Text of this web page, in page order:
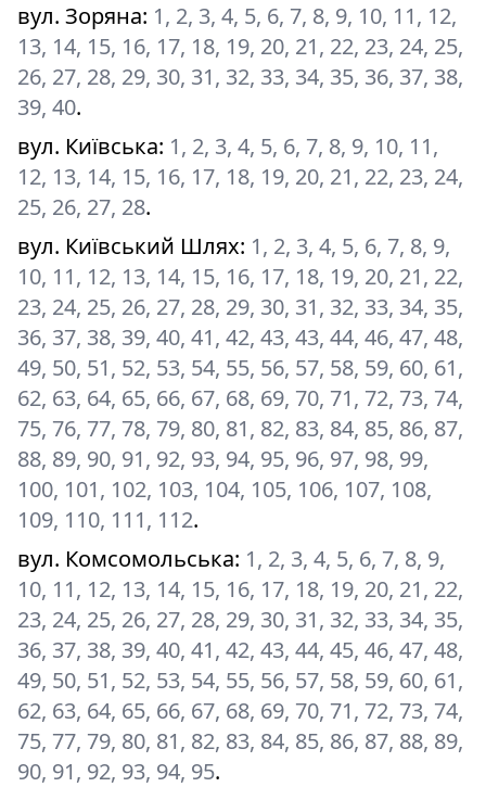
вул. Зоряна: 1, 2, 3, 4, 5, 6, 7, 8, 9, 10, 11, 12,
13, 14, 15, 16, 17, 18, 19, 20, 21, 22, 23, 24, 25,
26, 27, 28, 29, 30, 31, 32, 33, 34, 35, 36, 37, 38,
39, 40.
вул. Київська: 1, 2, 3, 4, 5, 6, 7, 8, 9, 10, 11,
12, 13, 14, 15, 16, 17, 18, 19, 20, 21, 22, 23, 24,
25, 26, 27, 28.
вул. Київський Шлях: 1, 2, 3, 4, 5, 6, 7, 8, 9,
10, 11, 12, 13, 14, 15, 16, 17, 18, 19, 20, 21, 22,
23, 24, 25, 26, 27, 28, 29, 30, 31, 32, 33, 34, 35,
36, 37, 38, 39, 40, 41, 42, 43, 43, 44, 46, 47, 48,
49, 50, 51, 52, 53, 54, 55, 56, 57, 58, 59, 60, 61,
62, 63, 64, 65, 66, 67, 68, 69, 70, 71, 72, 73, 74,
75, 76, 77, 78, 79, 80, 81, 82, 83, 84, 85, 86, 87,
88, 89, 90, 91, 92, 93, 94, 95, 96, 97, 98, 99,
100, 101, 102, 103, 104, 105, 106, 107, 108,
109, 110, 111, 112.
вул. Комсомольська: 1, 2, 3, 4, 5, 6, 7, 8, 9,
10, 11, 12, 13, 14, 15, 16, 17, 18, 19, 20, 21, 22,
23, 24, 25, 26, 27, 28, 29, 30, 31, 32, 33, 34, 35,
36, 37, 38, 39, 40, 41, 42, 43, 44, 45, 46, 47, 48,
49, 50, 51, 52, 53, 54, 55, 56, 57, 58, 59, 60, 61,
62, 63, 64, 65, 66, 67, 68, 69, 70, 71, 72, 73, 74,
75, 77, 79, 80, 81, 82, 83, 84, 85, 86, 87, 88, 89,
90, 91, 92, 93, 94, 95.